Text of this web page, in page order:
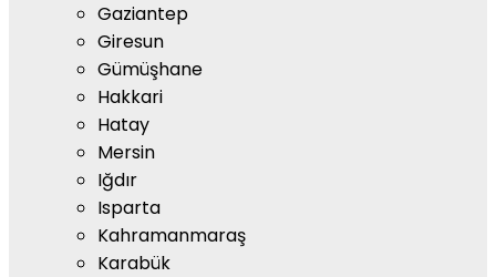
Gaziantep
Giresun
Gümüşhane
Hakkari
Hatay
Mersin
Iğdır
Isparta
Kahramanmaraş
Karabük